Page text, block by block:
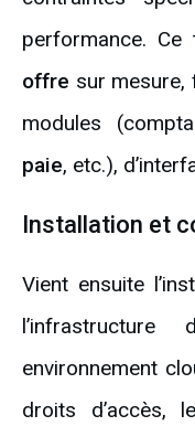
performance.
offre sur mesure,
modules
paie, etc.),
Installation et
Vient ensuite
environnement
droits d’accès,